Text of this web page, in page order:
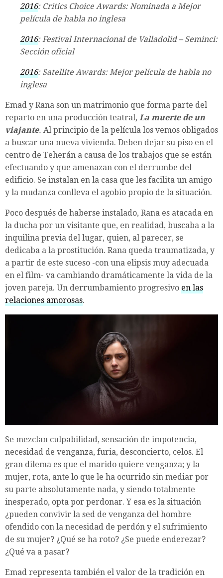
2016: Critics Choice Awards: Nominada a Mejor
película de habla no inglesa
2016: Festival Internacional de Valladolid – Seminci:
Sección oficial
2016: Satellite Awards: Mejor película de habla no
inglesa
Emad y Rana son un matrimonio que forma parte del
reparto en una producción teatral, La muerte de un
viajante. Al principio de la película los vemos obligados
a buscar una nueva vivienda. Deben dejar su piso en el
centro de Teherán a causa de los trabajos que se están
efectuando y que amenazan con el derrumbe del
edificio. Se instalan en la casa que les facilita un amigo
y la mudanza conlleva el agobio propio de la situación.
Poco después de haberse instalado, Rana es atacada en
la ducha por un visitante que, en realidad, buscaba a la
inquilina previa del lugar, quien, al parecer, se
dedicaba a la prostitución. Rana queda traumatizada, y
a partir de este suceso -con una elipsis muy adecuada
en el film- va cambiando dramáticamente la vida de la
joven pareja. Un derrumbamiento progresivo en las
relaciones amorosas.
Se mezclan culpabilidad, sensación de impotencia,
necesidad de venganza, furia, desconcierto, celos. El
gran dilema es que el marido quiere venganza; y la
mujer, rota, ante lo que le ha ocurrido sin mediar por
su parte absolutamente nada, y siendo totalmente
inesperado, opta por perdonar. Y esa es la situación
¿pueden convivir la sed de venganza del hombre
ofendido con la necesidad de perdón y el sufrimiento
de su mujer? ¿Qué se ha roto? ¿Se puede enderezar?
¿Qué va a pasar?
Emad representa también el valor de la tradición en